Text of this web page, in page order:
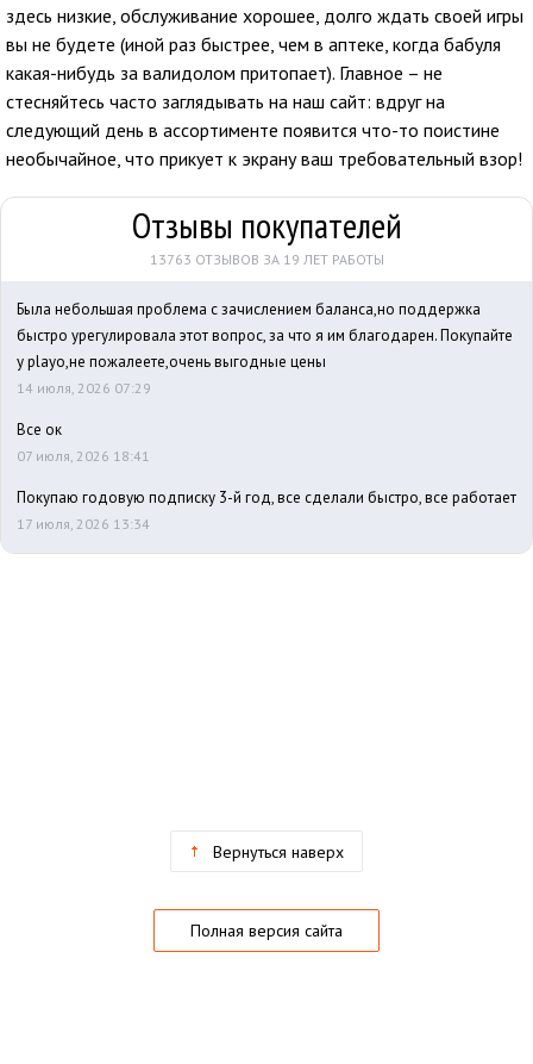
здесь низкие, обслуживание хорошее, долго ждать своей игры
вы не будете (иной раз быстрее, чем в аптеке, когда бабуля
какая-нибудь за валидолом притопает). Главное – не
стесняйтесь часто заглядывать на наш сайт: вдруг на
следующий день в ассортименте появится что-то поистине
необычайное, что прикует к экрану ваш требовательный взор!
Отзывы покупателей
13763 ОТЗЫВОВ ЗА 19 ЛЕТ РАБОТЫ
Была небольшая проблема с зачислением баланса,но поддержка
быстро урегулировала этот вопрос, за что я им благодарен. Покупайте
у playo,не пожалеете,очень выгодные цены
14 июля, 2026 07:29
Все ок
07 июля, 2026 18:41
Покупаю годовую подписку 3-й год, все сделали быстро, все работает
17 июля, 2026 13:34
Вернуться наверх
Полная версия сайта